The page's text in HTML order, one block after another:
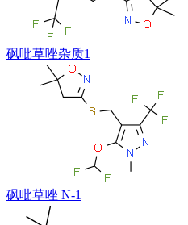
砜吡草唑杂质1
砜吡草唑 N-1